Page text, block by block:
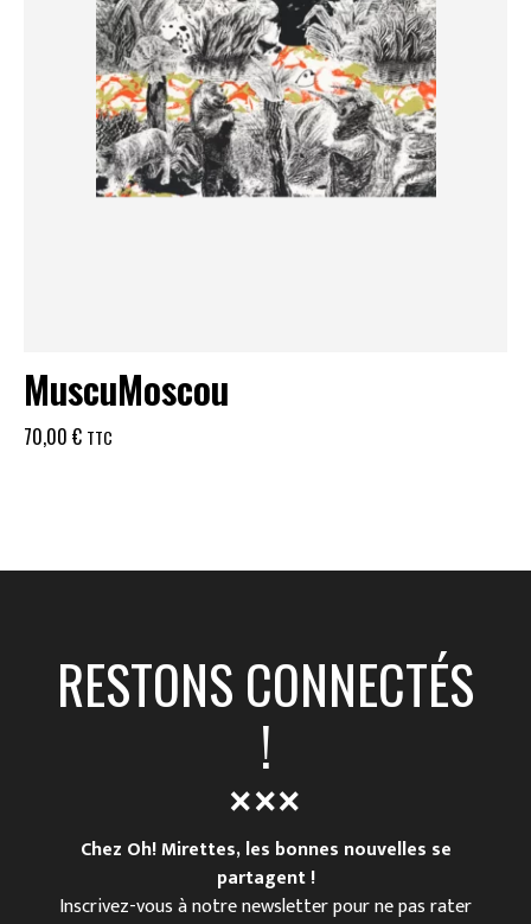
MuscuMoscou
70,00 € TTC
RESTONS CONNECTÉS
!
Chez Oh! Mirettes, les bonnes nouvelles se
partagent !
Inscrivez-vous à notre newsletter pour ne pas rater